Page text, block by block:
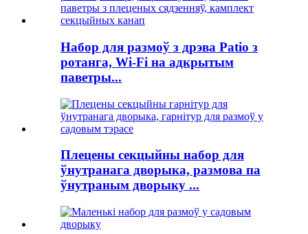
Набор для размоў з дрэва Patio з
ротанга, Wi-Fi на адкрытым
паветры...
Плецены секцыйны набор для
ўнутранага дворыка, размова па
ўнутраным дворыку ...